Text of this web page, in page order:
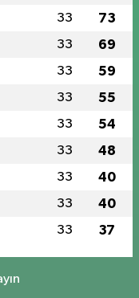
33 73
33 69
33 59
33 55
33 54
33 48
33 40
33 40
33 37